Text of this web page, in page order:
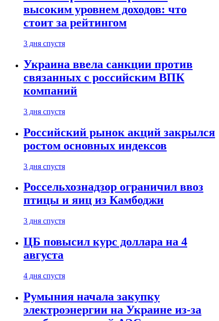
высоким уровнем доходов: что
стоит за рейтингом
3 дня спустя
Украина ввела санкции против
связанных с российским ВПК
компаний
3 дня спустя
Российский рынок акций закрылся
ростом основных индексов
3 дня спустя
Россельхознадзор ограничил ввоз
птицы и яиц из Камбоджи
3 дня спустя
ЦБ повысил курс доллара на 4
августа
4 дня спустя
Румыния начала закупку
электроэнергии на Украине из-за